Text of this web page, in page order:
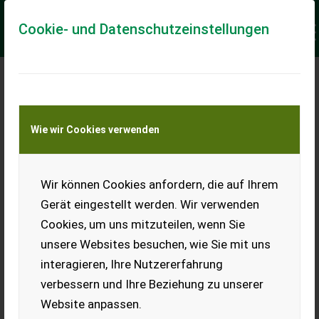
Cookie- und Datenschutzeinstellungen
Wie wir Cookies verwenden
Wir können Cookies anfordern, die auf Ihrem
Gerät eingestellt werden. Wir verwenden
Cookies, um uns mitzuteilen, wenn Sie
unsere Websites besuchen, wie Sie mit uns
interagieren, Ihre Nutzererfahrung
verbessern und Ihre Beziehung zu unserer
Website anpassen.
DAS WAR DER TAG DER
LANDTECHNIK 2025